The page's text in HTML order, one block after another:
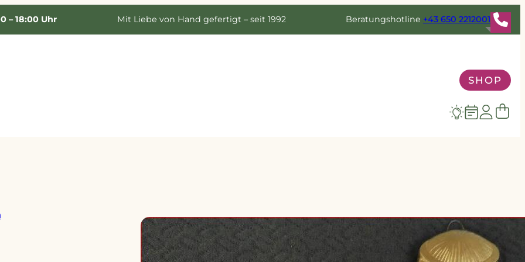
– 18:00 Uhr Mit Liebe von Hand gefertigt – seit 1992 Beratungshotline +43 650 2212001
SHOP